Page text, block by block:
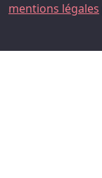
mentions légales